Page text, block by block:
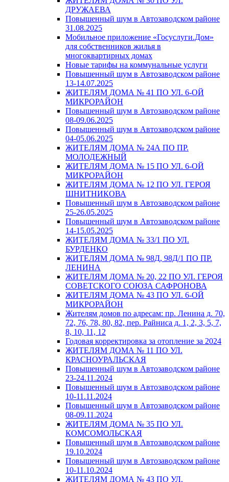
ДРУЖАЕВА
Повышенный шум в Автозаводском районе
31.08.2025
Мобильное приложение «Госуслуги.Дом»
для собственников жилья в
многоквартирных домах
Новые тарифы на коммунальные услуги
Повышенный шум в Автозаводском районе
13-14.07.2025
ЖИТЕЛЯМ ДОМА № 41 ПО УЛ. 6-ОЙ
МИКРОРАЙОН
Повышенный шум в Автозаводском районе
08-09.06.2025
Повышенный шум в Автозаводском районе
04-05.06.2025
ЖИТЕЛЯМ ДОМА № 24А ПО ПР.
МОЛОДЕЖНЫЙ
ЖИТЕЛЯМ ДОМА № 15 ПО УЛ. 6-ОЙ
МИКРОРАЙОН
ЖИТЕЛЯМ ДОМА № 12 ПО УЛ. ГЕРОЯ
ШНИТНИКОВА
Повышенный шум в Автозаводском районе
25-26.05.2025
Повышенный шум в Автозаводском районе
14-15.05.2025
ЖИТЕЛЯМ ДОМА № 33/1 ПО УЛ.
БУРДЕНКО
ЖИТЕЛЯМ ДОМА № 98Д, 98Д/1 ПО ПР.
ЛЕНИНА
ЖИТЕЛЯМ ДОМА № 20, 22 ПО УЛ. ГЕРОЯ
СОВЕТСКОГО СОЮЗА САФРОНОВА
ЖИТЕЛЯМ ДОМА № 43 ПО УЛ. 6-ОЙ
МИКРОРАЙОН
Жителям домов по адресам: пр. Ленина д. 70,
72, 76, 78, 80, 82, пер. Райниса д. 1, 2, 3, 5, 7,
8, 10, 11, 12
Годовая корректировка за отопление за 2024
ЖИТЕЛЯМ ДОМА № 11 ПО УЛ.
КРАСНОУРАЛЬСКАЯ
Повышенный шум в Автозаводском районе
23-24.11.2024
Повышенный шум в Автозаводском районе
10-11.11.2024
Повышенный шум в Автозаводском районе
08-09.11.2024
ЖИТЕЛЯМ ДОМА № 35 ПО УЛ.
КОМСОМОЛЬСКАЯ
Повышенный шум в Автозаводском районе
19.10.2024
Повышенный шум в Автозаводском районе
10-11.10.2024
ЖИТЕЛЯМ ДОМА № 43 ПО УЛ.